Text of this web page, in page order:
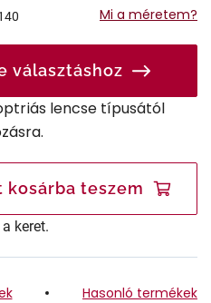
Mi a méretem?
választáshoz
lencse típusától
teszem
keret.
Hasonló termékek